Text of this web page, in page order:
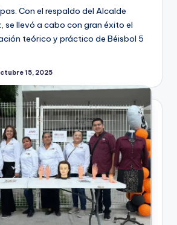
Con el respaldo del Alcalde
se llevó a cabo con gran éxito el
teórico y práctico de Béisbol 5
15, 2025